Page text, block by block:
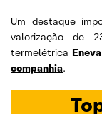
Um destaque
valorização de
termelétrica
companhia.